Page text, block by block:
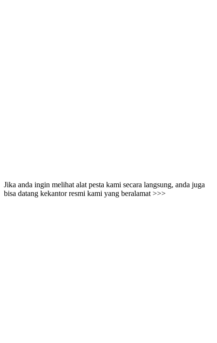
Jika anda ingin melihat alat pesta kami secara langsung, anda juga
bisa datang kekantor resmi kami yang beralamat >>>